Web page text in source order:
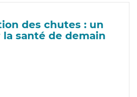
des chutes : un
santé de demain